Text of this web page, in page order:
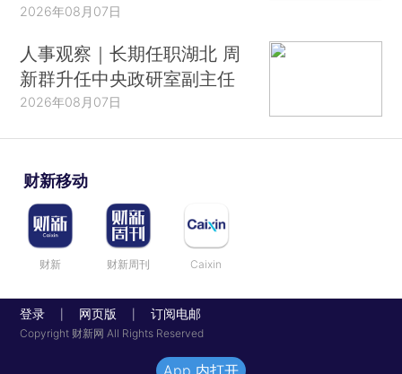
2026年08月07日
人事观察｜长期任职湖北 周
新群升任中央政研室副主任
2026年08月07日
财新移动
财新 财新周刊 Caixin
登录 网页版 订阅电邮
Copyright 财新网 All Rights Reserved
App 内打开